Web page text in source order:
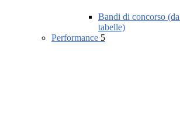
Bandi di concorso
tabelle)
Performance 5